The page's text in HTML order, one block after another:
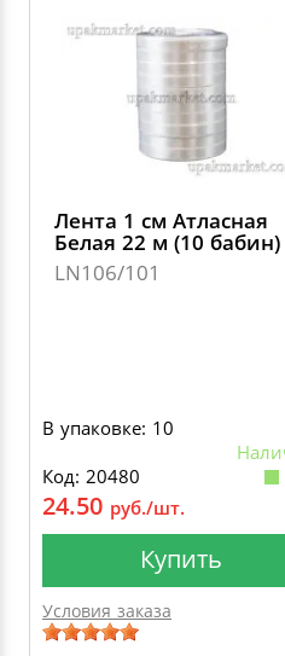
ПАКЕТЫ
ПАКЕТЫ
ПАКЕТЫ С
КУРЬЕРСКИЕ И
ДЕКОРАТИВНЫЕ
УПАКОВКА ДЛЯ
УПАКОВКА ДЛЯ ЯИЦ
ВАТНО-
САЛФЕТКИ,
САЛФЕТКИ
ТУАЛЕТНАЯ БУМАГА
ИЗОЛЕНТЫ
КРЕППИРОВАННЫЕ
СКЛАДСКАЯ
СТИРАЛЬНЫЕ
КОНДИЦИОНЕРЫ
СРЕДСТВА ДЛЯ
СРЕДСТВА ДЛЯ
АВТОХИМИЯ
Лента 1 см Атласная
Белая 22 м (10 бабин)
LN106/101
В упаковке: 10
Код: 20480
24.50 руб./шт.
Купить
Условия заказа